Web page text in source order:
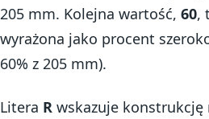
205 mm. Kolejna wartość, 60,
wyrażona jako procent
60% z 205 mm).
Litera R wskazuje konstrukcję